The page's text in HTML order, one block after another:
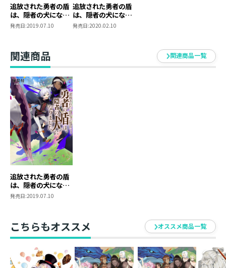
追放された勇者の盾
は、隠者の犬になり
ました。
発売日:2019.07.10
追放された勇者の盾
は、隠者の犬になり
ました。2
発売日:2020.02.10
関連商品 関連商品一覧
追放された勇者の盾
は、隠者の犬になり
ました。
発売日:2019.07.10
こちらもオススメ オススメ商品一覧